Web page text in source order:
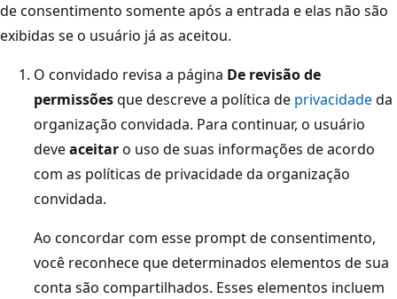
de consentimento somente após a entrada e elas não são
exibidas se o usuário já as aceitou.
O convidado revisa a página De revisão de
permissõesque descreve a política de privacidadeda
organização convidada. Para continuar, o usuário
deveaceitaro uso de suas informações de acordo
com as políticas de privacidade da organização
convidada.
Ao concordar com esse prompt de consentimento,
você reconhece que determinados elementos de sua
conta são compartilhados. Esses elementos incluem